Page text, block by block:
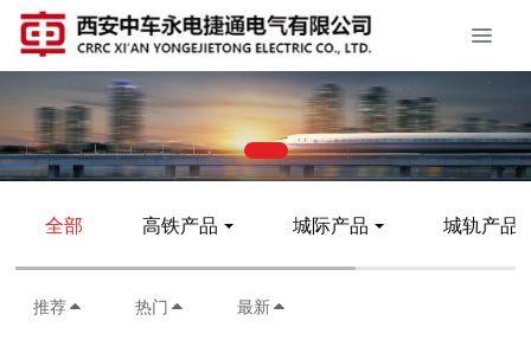
全部 高铁产品 城际产品 城轨产品
推荐 热门 最新